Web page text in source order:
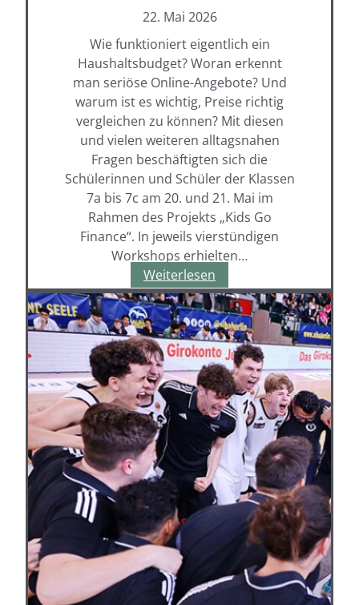
22. Mai 2026
Wie funktioniert eigentlich ein
Haushaltsbudget? Woran erkennt
man seriöse Online-Angebote? Und
warum ist es wichtig, Preise richtig
vergleichen zu können? Mit diesen
und vielen weiteren alltagsnahen
Fragen beschäftigten sich die
Schülerinnen und Schüler der Klassen
7a bis 7c am 20. und 21. Mai im
Rahmen des Projekts „Kids Go
Finance“. In jeweils vierstündigen
Workshops erhielten…
Weiterlesen
Go
Finance“
begeistert
die
7er-
Klassen